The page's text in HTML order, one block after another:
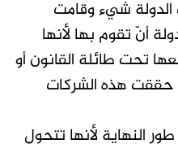
الدولة شيء وقامت
أنّ تقوم بها لأنها
تحت طائلة القانون أو
حققت هذه الشركات
النهاية لأنها تتحول